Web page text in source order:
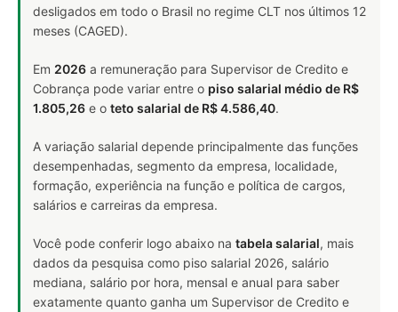
desligados em todo o Brasil no regime CLT nos últimos 12
meses (CAGED).
Em 2026 a remuneração para Supervisor de Credito e
Cobrança pode variar entre o piso salarial médio de R$
1.805,26 e o teto salarial de R$ 4.586,40.
A variação salarial depende principalmente das funções
desempenhadas, segmento da empresa, localidade,
formação, experiência na função e política de cargos,
salários e carreiras da empresa.
Você pode conferir logo abaixo na tabela salarial, mais
dados da pesquisa como piso salarial 2026, salário
mediana, salário por hora, mensal e anual para saber
exatamente quanto ganha um Supervisor de Credito e